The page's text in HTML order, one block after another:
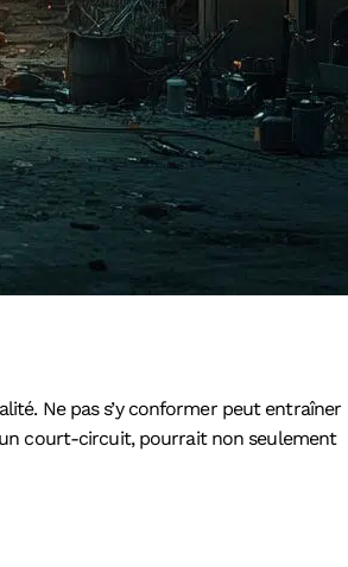
Ne pas s’y conformer peut entraîner
court-circuit, pourrait non seulement